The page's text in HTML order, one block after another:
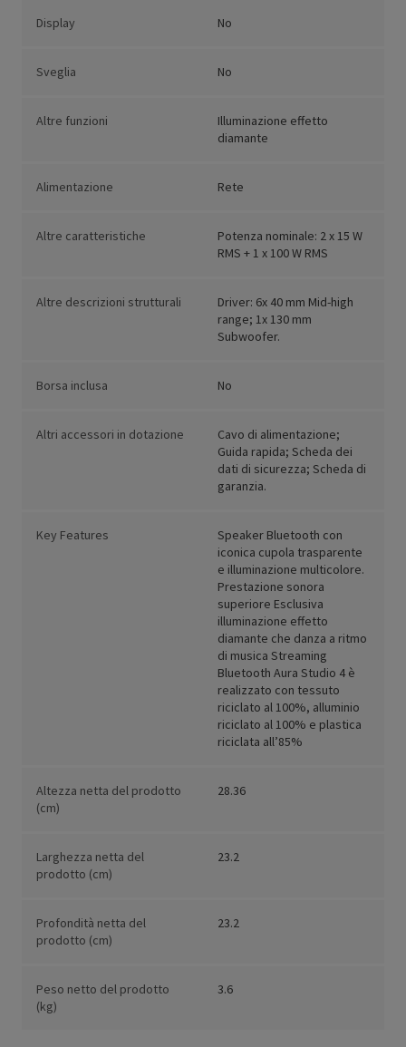
Display No
Sveglia No
Altre funzioni
Illuminazione effetto
diamante
Alimentazione Rete
Altre caratteristiche
Potenza nominale: 2 x 15 W
RMS + 1 x 100 W RMS
Altre descrizioni strutturali
Driver: 6x 40 mm Mid-high
range; 1x 130 mm
Subwoofer.
Borsa inclusa No
Altri accessori in dotazione
Cavo di alimentazione;
Guida rapida; Scheda dei
dati di sicurezza; Scheda di
garanzia.
Key Features
Speaker Bluetooth con
iconica cupola trasparente
e illuminazione multicolore.
Prestazione sonora
superiore Esclusiva
illuminazione effetto
diamante che danza a ritmo
di musica Streaming
Bluetooth Aura Studio 4 è
realizzato con tessuto
riciclato al 100%, alluminio
riciclato al 100% e plastica
riciclata all’85%
Altezza netta del prodotto
(cm)
28.36
Larghezza netta del
prodotto (cm)
23.2
Profondità netta del
prodotto (cm)
23.2
Peso netto del prodotto
(kg)
3.6